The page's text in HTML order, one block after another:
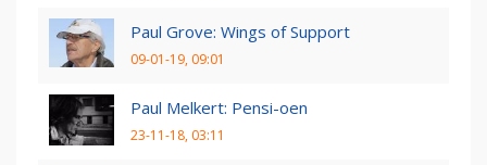
Paul Grove: Wings of Support
09-01-19, 09:01
Paul Melkert: Pensi-oen
23-11-18, 03:11